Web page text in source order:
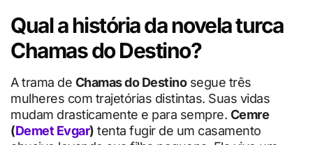
Qual a história da novela turca
Chamas do Destino?
A trama de Chamas do Destinosegue três
mulheres com trajetórias distintas. Suas vidas
mudam drasticamente e para sempre. Cemre
(Demet Evgar) tenta fugir de um casamento